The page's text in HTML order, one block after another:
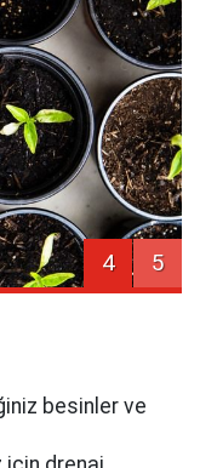
4 5
besinler ve